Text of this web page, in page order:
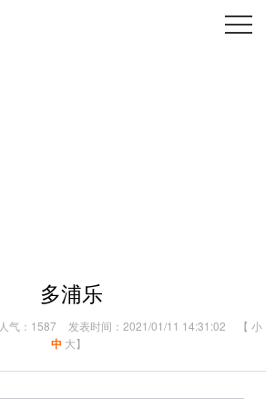
多浦乐
人气：1587 发表时间：2021/01/11 14:31:02 【 小
中 大】